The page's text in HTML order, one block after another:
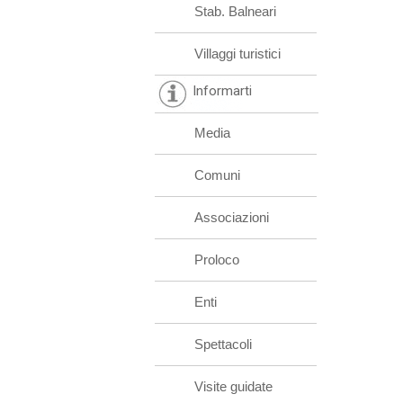
Stab. Balneari
Villaggi turistici
Informarti
Media
Comuni
Associazioni
Proloco
Enti
Spettacoli
Visite guidate